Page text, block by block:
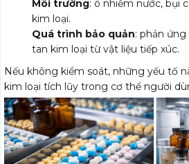
Môi trường: ô nhiễm nước, bụi
kim loại.
Quá trình bảo quản: phản ứng
tan kim loại từ vật liệu tiếp xúc.
Nếu không kiểm soát, những yếu tố
kim loại tích lũy trong cơ thể người